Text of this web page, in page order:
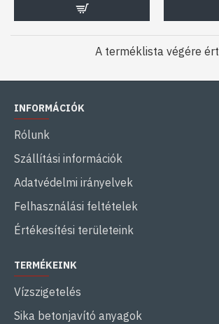
A terméklista végére ért
INFORMÁCIÓK
Rólunk
Szállítási információk
Adatvédelmi irányelvek
Felhasználási feltételek
Értékesítési területeink
TERMÉKEINK
Vízszigetelés
Sika betonjavító anyagok